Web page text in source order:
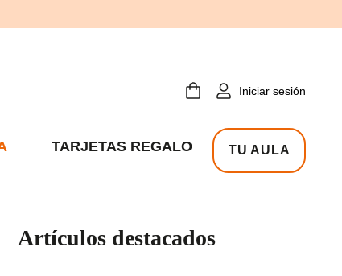
Iniciar sesión
TARJETAS REGALO TU AULA
Artículos destacados